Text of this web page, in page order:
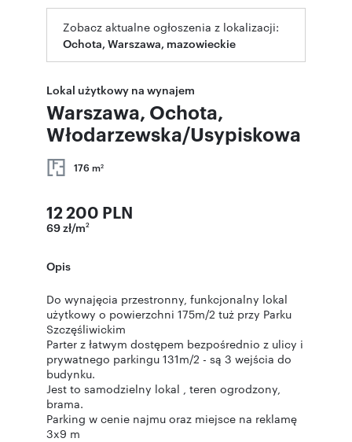
Zobacz aktualne ogłoszenia z lokalizacji:
Ochota, Warszawa, mazowieckie
Lokal użytkowy na wynajem
Warszawa, Ochota,
Włodarzewska/Usypiskowa
176 m2
12 200 PLN
69 zł/m2
Opis
Do wynajęcia przestronny, funkcjonalny lokal
użytkowy o powierzchni 175m/2 tuż przy Parku
Szczęśliwickim
Parter z łatwym dostępem bezpośrednio z ulicy i
prywatnego parkingu 131m/2 - są 3 wejścia do
budynku.
Jest to samodzielny lokal , teren ogrodzony,
brama.
Parking w cenie najmu oraz miejsce na reklamę
3x9 m